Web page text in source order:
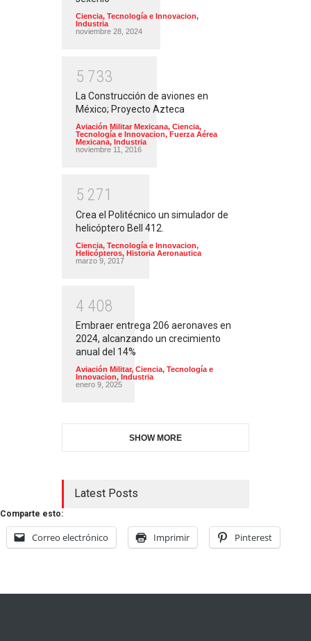
Ciencia, Tecnología e Innovacion,
Industria
noviembre 28, 2024
5 733
La Construcción de aviones en
México; Proyecto Azteca
Aviación Militar Mexicana, Ciencia,
Tecnología e Innovacion, Fuerza Aérea
Mexicana, Industria
noviembre 11, 2016
5 271
Crea el Politécnico un simulador de
helicóptero Bell 412.
Ciencia, Tecnología e Innovacion,
Helicópteros, Historia Aeronautica
marzo 9, 2017
4 408
Embraer entrega 206 aeronaves en
2024, alcanzando un crecimiento
anual del 14%
Aviación Militar, Ciencia, Tecnología e
Innovacion, Industria
enero 9, 2025
SHOW MORE
Latest Posts
Comparte esto:
Correo electrónico Imprimir Pinterest